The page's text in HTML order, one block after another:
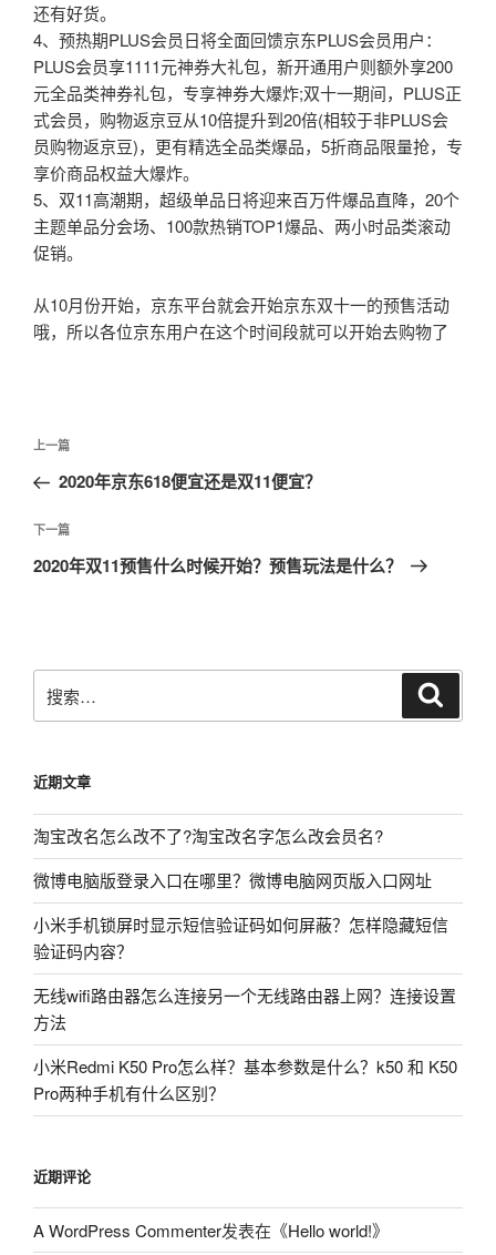
还有好货。
4、预热期PLUS会员日将全面回馈京东PLUS会员用户：
PLUS会员享1111元神券大礼包，新开通用户则额外享200
元全品类神券礼包，专享神券大爆炸;双十一期间，PLUS正
式会员，购物返京豆从10倍提升到20倍(相较于非PLUS会
员购物返京豆)，更有精选全品类爆品，5折商品限量抢，专
享价商品权益大爆炸。
5、双11高潮期，超级单品日将迎来百万件爆品直降，20个
主题单品分会场、100款热销TOP1爆品、两小时品类滚动
促销。
从10月份开始，京东平台就会开始京东双十一的预售活动
哦，所以各位京东用户在这个时间段就可以开始去购物了
文
导
航
上
一
文
章
上一篇
2020年京东618便宜还是双11便宜？
下
一
下一篇
2020年双11预售什么时候开始？预售玩法是什么？
搜
索：
近期文章
淘宝改名怎么改不了?淘宝改名字怎么改会员名?
微博电脑版登录入口在哪里？微博电脑网页版入口网址
小米手机锁屏时显示短信验证码如何屏蔽？怎样隐藏短信
验证码内容？
无线wifi路由器怎么连接另一个无线路由器上网？连接设置
方法
小米Redmi K50 Pro怎么样？基本参数是什么？k50 和 K50
Pro两种手机有什么区别？
近期评论
A WordPress Commenter发表在《Hello world!》